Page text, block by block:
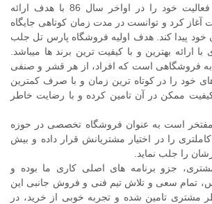
فروشگاه پارس تل فعالیت خود را در اواخر سال 86 با هدف ارائه
آغاز کرد و توانست در مدت زمان کوتاهی جایگاه
خود پیدا کند. هدف اولیه فروشگاه پارس تل جلب
ارائه بهترین و با کیفیت ترین برند ها میباشد.
فروشگاهی است که افراد، از هر قشر و صنفی
خود را در کوتاه ترین زمان و با صرف کمترین
کیفیت ممکن در آن تامین کرده و با رضایت خاطر
است به عنوان فروشگاه تخصصی در حوزه
را در اختیار مشتریانش قرار داده و بیش
را جلب نماید.
جزو برنامه های اصلی کاری ما بوده و
تمام سعی و تلاش تیم فنی و فروش جانبی این
مشتری تامین شده و تجربه خوبی از خرید، در